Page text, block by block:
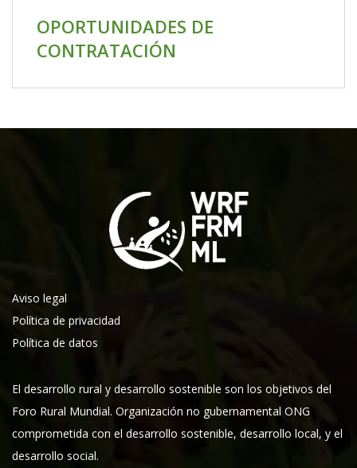
OPORTUNIDADES DE
CONTRATACIÓN
Aviso legal
Política de privacidad
Política de datos
El desarrollo rural y desarrollo sostenible son los objetivos del
Foro Rural Mundial. Organización no gubernamental ONG
comprometida con el desarrollo sostenible, desarrollo local, y el
desarrollo social.